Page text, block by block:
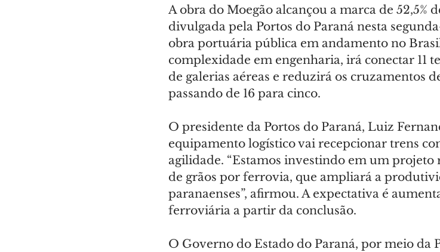
A obra do Moegão alcançou a marca de 52,5%
divulgada pela Portos do Paraná nesta
obra portuária pública em andamento no
complexidade em engenharia, irá conectar 11
de galerias aéreas e reduzirá os cruzamentos
passando de 16 para cinco.
O presidente da Portos do Paraná, Luiz
equipamento logístico vai recepcionar trens
agilidade. “Estamos investindo em um
de grãos por ferrovia, que ampliará a
paranaenses”, afirmou. A expectativa é
ferroviária a partir da conclusão.
O Governo do Estado do Paraná, por meio da